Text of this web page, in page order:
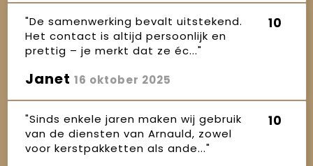
"De samenwerking bevalt uitstekend.
Het contact is altijd persoonlijk en
prettig – je merkt dat ze éc..."
10
Janet 16 oktober 2025
"Sinds enkele jaren maken wij gebruik
van de diensten van Arnauld, zowel
voor kerstpakketten als ande..."
10